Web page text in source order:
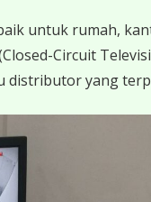
untuk rumah,
Circuit
distributor yang